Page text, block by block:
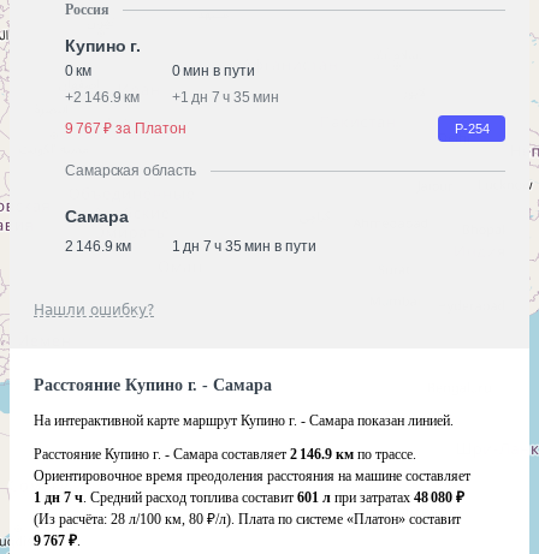
Россия
Купино г.
0 км
0 мин в пути
+2 146.9 км +1 дн 7 ч 35 мин
9 767 ₽ за Платон
Р-254
Самарская область
Самара
2 146.9 км 1 дн 7 ч 35 мин в пути
Нашли ошибку?
Расстояние Купино г. - Самара
На интерактивной карте маршрут Купино г. - Самара показан линией.
Расстояние Купино г. - Самара составляет 2 146.9 км по трассе.
Ориентировочное время преодоления расстояния на машине составляет
1 дн 7 ч. Средний расход топлива составит 601 л при затратах 48 080 ₽
(Из расчёта: 28 л/100 км, 80 ₽/л). Плата по системе «Платон» составит
9 767 ₽.